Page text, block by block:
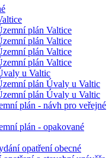
plán Valtice
plán Valtice
plán Valtice
plán Valtice
u Valtic
plán Úvaly u Valtic
plán Úvaly u Valtic
plán - návh pro veřejné
plán - opakované
opatření obecné